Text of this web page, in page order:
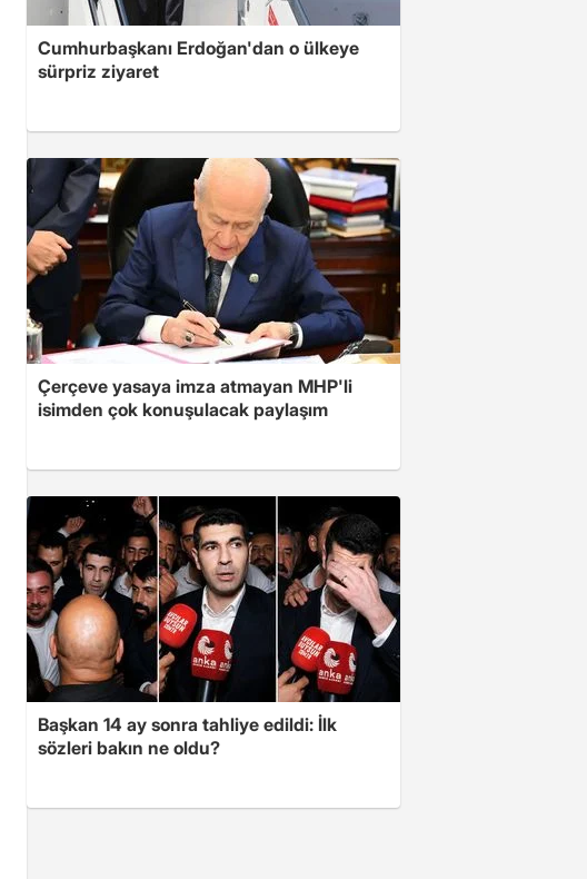
Cumhurbaşkanı Erdoğan'dan o ülkeye
sürpriz ziyaret
Çerçeve yasaya imza atmayan MHP'li
isimden çok konuşulacak paylaşım
Başkan 14 ay sonra tahliye edildi: İlk
sözleri bakın ne oldu?